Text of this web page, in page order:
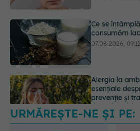
Alergia la
esențiale
prevenție și
Schimbare
medic
candidații vor
subiecte
URMĂREȘTE-NE ȘI PE:
URMĂRITORI